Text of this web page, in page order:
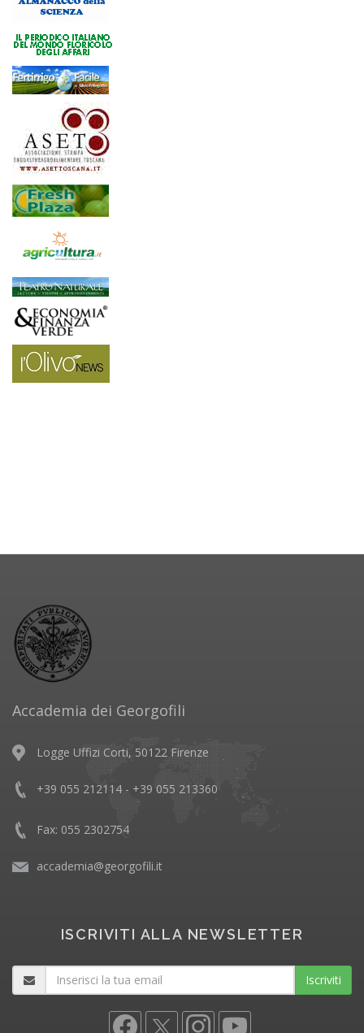
Accademia dei Georgofili
Logge Uffizi Corti, 50122 Firenze
+39 055 212114 - +39 055 213360
Fax: 055 2302754
accademia@georgofili.it
ISCRIVITI ALLA NEWSLETTER
Iscriviti